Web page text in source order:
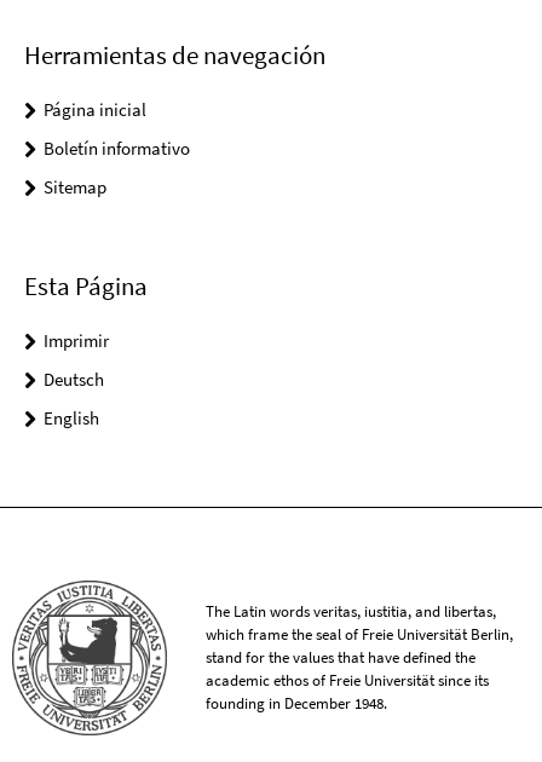
Herramientas de navegación
Página inicial
Boletín informativo
Sitemap
Esta Página
Imprimir
Deutsch
English
The Latin words veritas, iustitia, and libertas,
which frame the seal of Freie Universität Berlin,
stand for the values that have defined the
academic ethos of Freie Universität since its
founding in December 1948.